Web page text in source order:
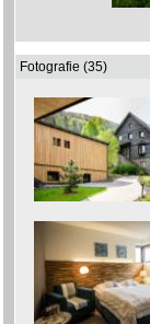
Fotografie (35)